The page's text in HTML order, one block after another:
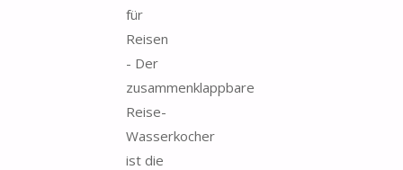
für
Reisen
- Der
zusammenklappbare
Reise-
Wasserkocher
ist die